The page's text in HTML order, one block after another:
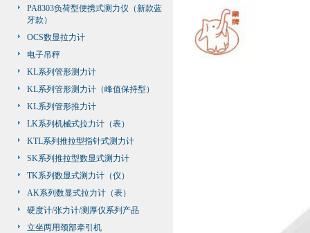
PA8303负荷型便携式测力仪（新款蓝
牙款）
OCS数显拉力计
电子吊秤
KL系列管形测力计
KL系列管形测力计（峰值保持型）
KL系列管形推力计
LK系列机械式拉力计（表）
KTL系列推拉型指针式测力计
SK系列推拉型数显式测力计
TK系列数显式测力计（仪）
AK系列数显式拉力计（表）
硬度计/张力计/测厚仪系列产品
立坐两用颈部牵引机